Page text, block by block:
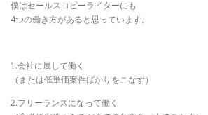
僕はセールスコピーライターにも
4つの働き方があると思っています。
1.会社に属して働く
（または低単価案件ばかりをこなす）
2.フリーランスになって働く